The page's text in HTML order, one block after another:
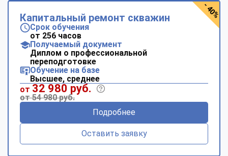
Капитальный ремонт скважин
Срок обучения
от 256 часов
Получаемый документ
Диплом о профессиональной
переподготовке
Обучение на базе
Высшее, среднее
от 32 980 руб.
от 54 980 руб.
Подробнее
Оставить заявку
- 40%